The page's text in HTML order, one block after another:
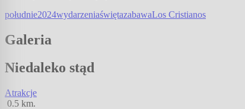
południe2024wydarzeniaświętazabawaLos Cristianos
Galeria
Niedaleko stąd
Atrakcje
0.5 km.